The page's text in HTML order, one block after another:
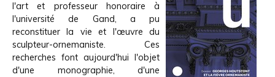
l'art et professeur honoraire à
l'université de Gand, a pu
reconstituer la vie et l'œuvre du
sculpteur-ornemaniste. Ces
recherches font aujourd'hui l'objet
d'une monographie, d'une